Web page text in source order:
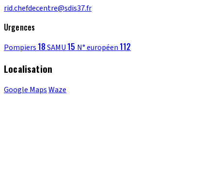
rid.chefdecentre@sdis37.fr
Urgences
Pompiers 18SAMU 15 N° européen 112
Localisation
Google MapsWaze